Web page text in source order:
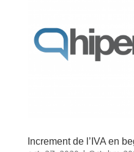
Increment de l’IVA en